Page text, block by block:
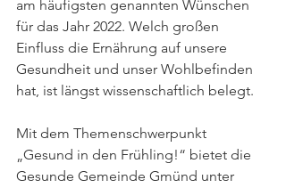
am häufigsten genannten Wünschen
für das Jahr 2022. Welch großen
Einfluss die Ernährung auf unsere
Gesundheit und unser Wohlbefinden
hat, ist längst wissenschaftlich belegt.
Mit dem Themenschwerpunkt
„Gesund in den Frühling!“ bietet die
Gesunde Gemeinde Gmünd unter